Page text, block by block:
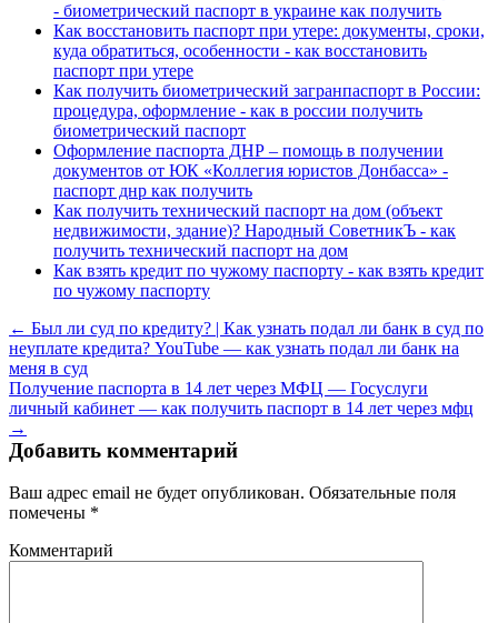
- биометрический паспорт в украине как получить
Как восстановить паспорт при утере: документы, сроки,
куда обратиться, особенности - как восстановить
паспорт при утере
Как получить биометрический загранпаспорт в России:
процедура, оформление - как в россии получить
биометрический паспорт
Оформление паспорта ДНР – помощь в получении
документов от ЮК «Коллегия юристов Донбасса» -
паспорт днр как получить
Как получить технический паспорт на дом (объект
недвижимости, здание)? Народный СоветникЪ - как
получить технический паспорт на дом
Как взять кредит по чужому паспорту - как взять кредит
по чужому паспорту
← Был ли суд по кредиту? | Как узнать подал ли банк в суд по
неуплате кредита? YouTube — как узнать подал ли банк на
меня в суд
Получение паспорта в 14 лет через МФЦ — Госуслуги
личный кабинет — как получить паспорт в 14 лет через мфц
→
Добавить комментарий
Ваш адрес email не будет опубликован. Обязательные поля
помечены *
Комментарий